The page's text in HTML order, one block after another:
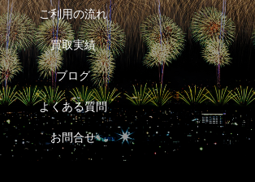
ご利用の流れ
買取実績
ブログ
よくある質問
お問合せ